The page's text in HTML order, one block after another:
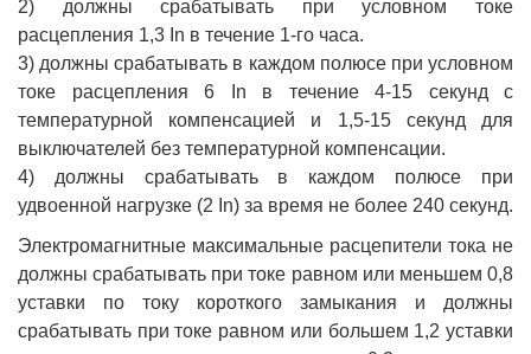
2) должны срабатывать при условном токе
расцепления 1,3 In в течение 1-го часа.
3) должны срабатывать в каждом полюсе при условном
токе расцепления 6 In в течение 4-15 секунд с
температурной компенсацией и 1,5-15 секунд для
выключателей без температурной компенсации.
4) должны срабатывать в каждом полюсе при
удвоенной нагрузке (2 In) за время не более 240 секунд.
Электромагнитные максимальные расцепители тока не
должны срабатывать при токе равном или меньшем 0,8
уставки по току короткого замыкания и должны
срабатывать при токе равном или большем 1,2 уставки